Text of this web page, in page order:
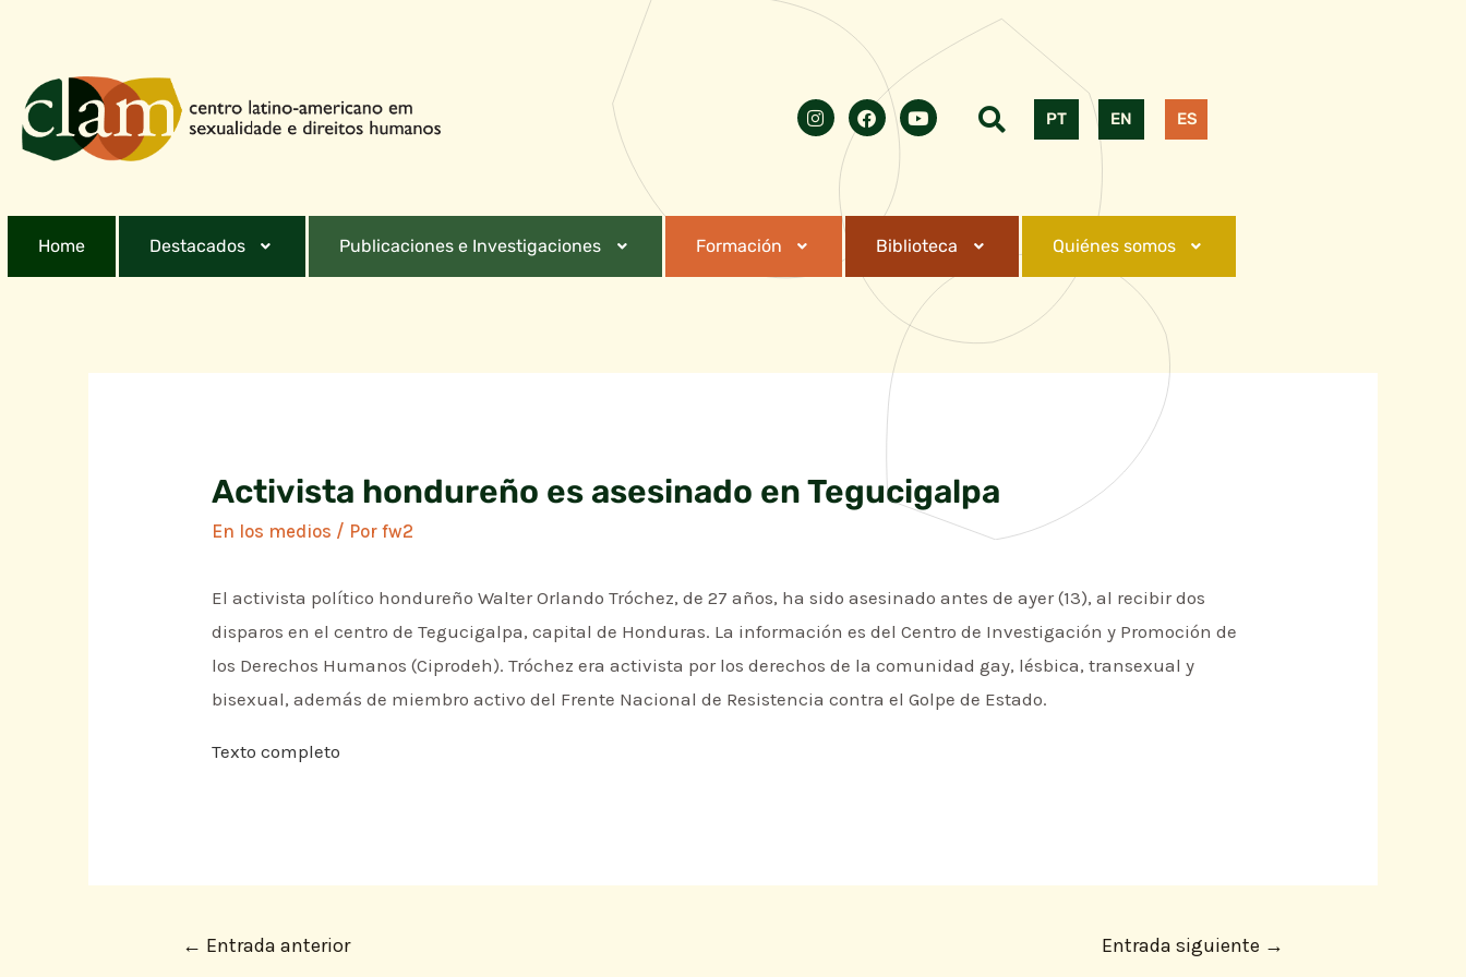
PT EN ES
Home Destacados Publicaciones e Investigaciones Formación Biblioteca Quiénes somos
Activista hondureño es asesinado en Tegucigalpa
En los medios / Porfw2
El activista político hondureño Walter Orlando Tróchez, de 27 años, ha sido asesinado antes de ayer (13), al recibir dos
disparos en el centro de Tegucigalpa, capital de Honduras. La información es del Centro de Investigación y Promoción de
los Derechos Humanos (Ciprodeh). Tróchez era activista por los derechos de la comunidad gay, lésbica, transexual y
bisexual, además de miembro activo del Frente Nacional de Resistencia contra el Golpe de Estado.
Texto completo
← Entrada anterior Entrada siguiente →